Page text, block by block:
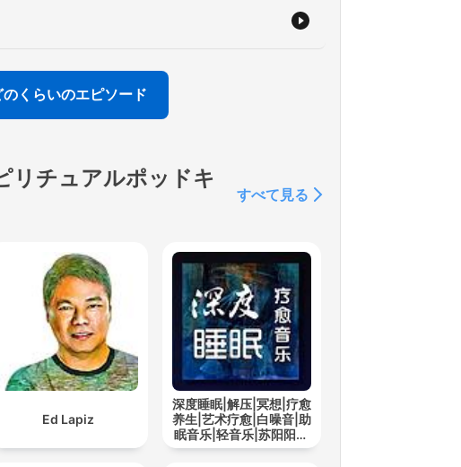
のくらいのエピソード
リチュアルポッドキ
すべて見る
Ed Lapiz
深度睡眠|解压|冥想|疗愈
养生|艺术疗愈|白噪音|助
眠音乐|轻音乐|苏阳阳频
道